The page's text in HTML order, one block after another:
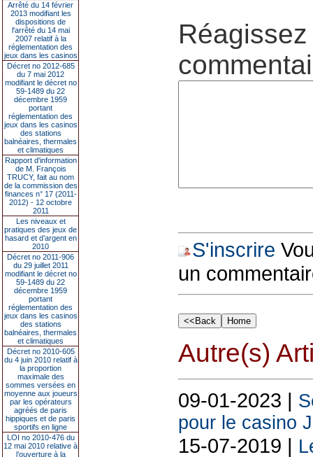
Arrêté du 14 février
2013 modifiant les
dispositions de
l'arrêté du 14 mai
2007 relatif à la
réglementation des
jeux dans les casinos
Décret no 2012-685
du 7 mai 2012
modifiant le décret no
59-1489 du 22
décembre 1959
portant
réglementation des
jeux dans les casinos
des stations
balnéaires, thermales
et climatiques
Rapport d'information
de M. François
TRUCY, fait au nom
de la commission des
finances n° 17 (2011-
2012) - 12 octobre
2011
Les niveaux et
pratiques des jeux de
hasard et d’argent en
2010
Décret no 2011-906
du 29 juillet 2011
modifiant le décret no
59-1489 du 22
décembre 1959
portant
réglementation des
jeux dans les casinos
des stations
balnéaires, thermales
et climatiques
Décret no 2010-605
du 4 juin 2010 relatif à
la proportion
maximale des
sommes versées en
moyenne aux joueurs
par les opérateurs
agréés de paris
hippiques et de paris
sportifs en ligne
LOI no 2010-476 du
12 mai 2010 relative à
l’ouverture à la
S'inscrire
un
Autre(s)
09-01-2023 |
pour le casino
15-07-2019 |